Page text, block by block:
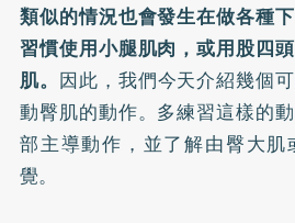
類似的情況也會發生在做各種
習慣使用小腿肌肉，或用股四
肌。 因此，我們今天介紹幾個
動臀肌的動作。多練習這樣的
部主導動作，並了解由臀大
覺。